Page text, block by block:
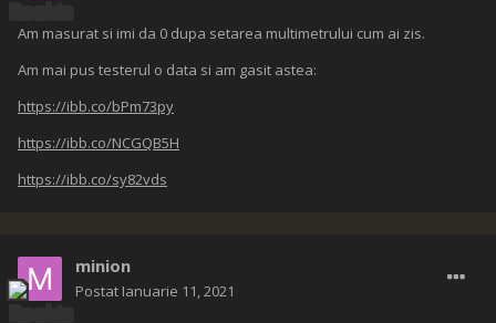
Am masurat si imi da 0 dupa setarea multimetrului cum ai zis.
Am mai pus testerul o data si am gasit astea:
https://ibb.co/bPm73py
https://ibb.co/NCGQB5H
https://ibb.co/sy82vds
minion
Postat Ianuarie 11, 2021